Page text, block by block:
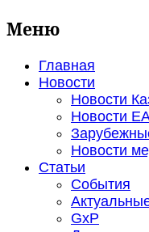
Меню
Главная
Новости
Новости
Новости
Новости
Статьи
События
GxP